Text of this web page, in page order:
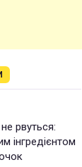
рвуться:
інгредієнтом